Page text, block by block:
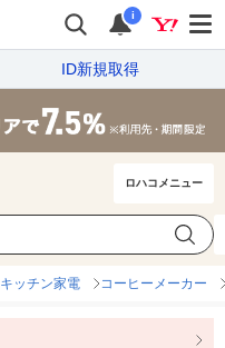
i
ID新規取得
ロハコメニュー
キッチン家電 コーヒーメーカー